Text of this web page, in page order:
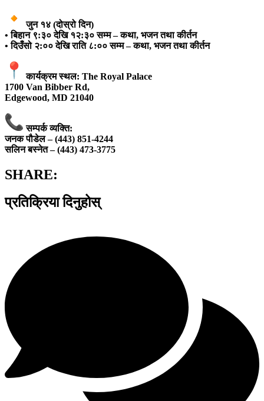
जुन १४ (दोस्रो दिन)
• बिहान ९:३० देखि १२:३० सम्म – कथा, भजन तथा कीर्तन
• दिउँसो २:०० देखि राति ८:०० सम्म – कथा, भजन तथा कीर्तन
कार्यक्रम स्थल: The Royal Palace
1700 Van Bibber Rd,
Edgewood, MD 21040
सम्पर्क व्यक्ति:
जनक पौडेल – (443) 851-4244
सलिन बस्नेत – (443) 473-3775
SHARE:
प्रतिक्रिया दिनुहोस्